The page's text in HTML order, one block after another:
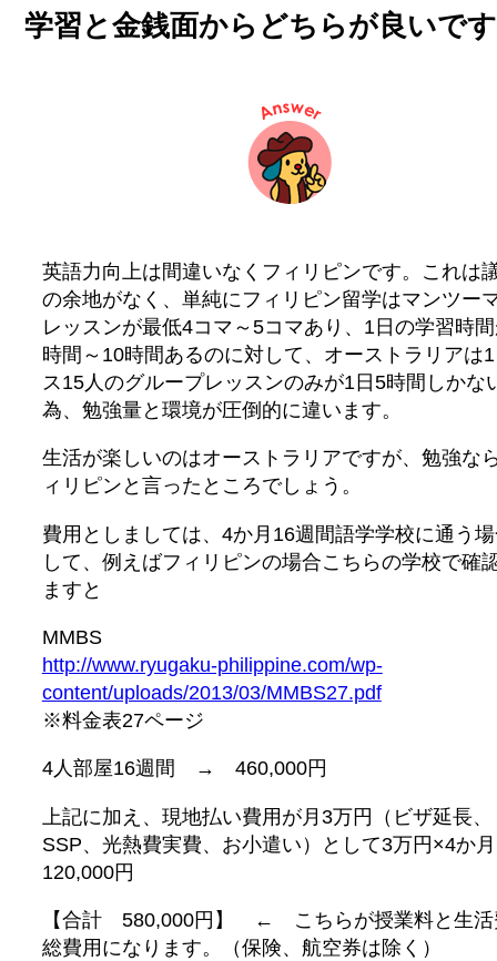
学習と金銭面からどちらが良いで
英語力向上は間違いなくフィリピンです。これは
の余地がなく、単純にフィリピン留学はマンツー
レッスンが最低4コマ～5コマあり、1日の学習時
時間～10時間あるのに対して、オーストラリアは
ス15人のグループレッスンのみが1日5時間しかな
為、勉強量と環境が圧倒的に違います。
生活が楽しいのはオーストラリアですが、勉強な
ィリピンと言ったところでしょう。
費用としましては、4か月16週間語学学校に通う
して、例えばフィリピンの場合こちらの学校で確
ますと
MMBS
http://www.ryugaku-philippine.com/wp-
content/uploads/2013/03/MMBS27.pdf
※料金表27ページ
4人部屋16週間 → 460,000円
上記に加え、現地払い費用が月3万円（ビザ延長、
SSP、光熱費実費、お小遣い）として3万円×4か
120,000円
【合計 580,000円】 ← こちらが授業料と生活
総費用になります。（保険、航空券は除く）